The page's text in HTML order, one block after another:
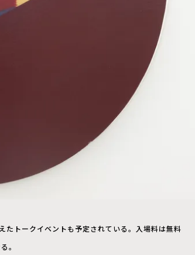
トークイベントも予定されている。入場料は無料
。